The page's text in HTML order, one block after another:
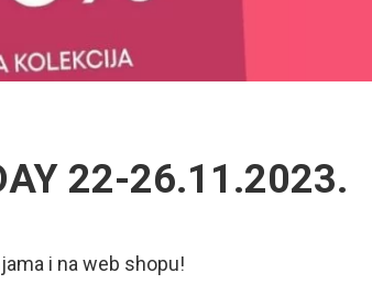
22-26.11.2023.
i na web shopu!